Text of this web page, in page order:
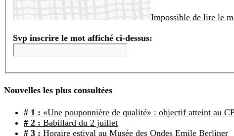
Impossible de lire le
Svp inscrire le mot affiché ci-dessus:
Nouvelles les plus consultées
# 1 : «Une pouponnière de qualité» : objectif atteint au
# 2 : Babillard du 2 juillet
# 3 : Horaire estival au Musée des Ondes Emile Berliner